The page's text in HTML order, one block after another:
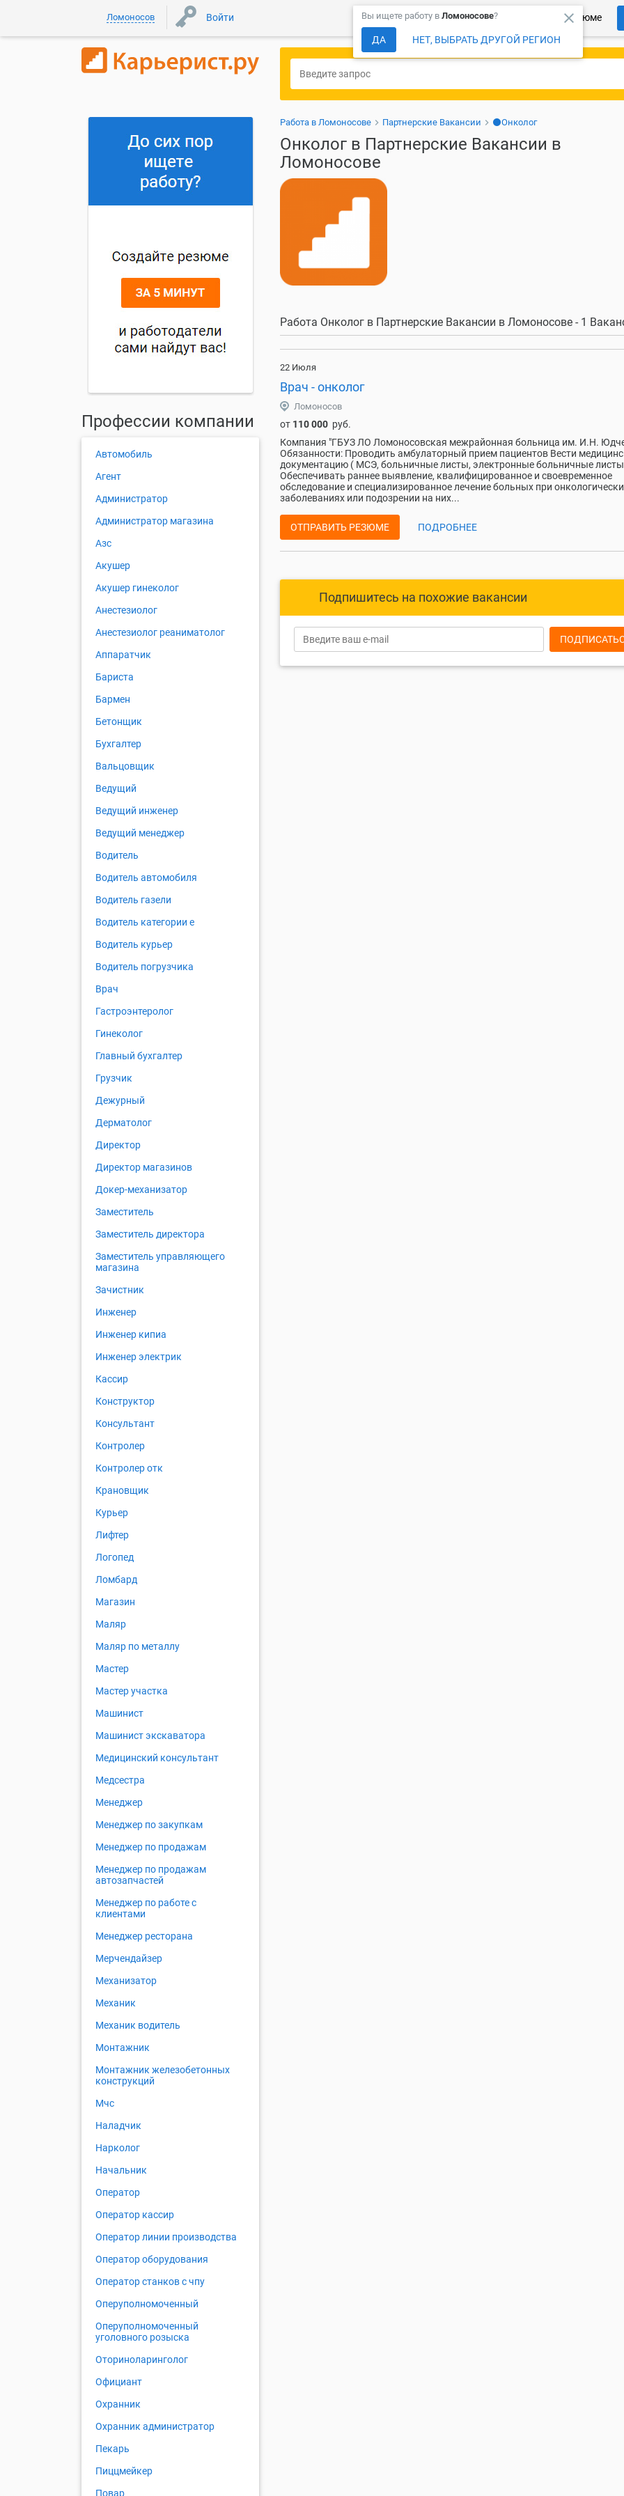
Ломоносов Войти Более 150 000 компаний ждут Ваше резюме
close
Вы ищете работу в Ломоносове?
ДА НЕТ, ВЫБРАТЬ ДРУГОЙ РЕГИОН
Работа в Ломоносове Партнерские Вакансии ⚫Онколог
Онколог в Партнерские Вакансии в
Ломоносове
Работа Онколог в Партнерские Вакансии в Ломоносове - 1
22 Июля
Врач - онколог
Ломоносов
от 110 000 руб.
Компания "ГБУЗ ЛО Ломоносовская межрайонная больница им. И.Н.
Обязанности: Проводить амбулаторный прием пациентов Вести
документацию ( МСЭ, больничные листы, электронные больничные
Обеспечивать раннее выявление, квалифицированное и своевременное
обследование и специализированное лечение больных при
заболеваниях или подозрении на них...
ОТПРАВИТЬ РЕЗЮМЕ ПОДРОБНЕЕ
Подпишитесь на похожие вакансии
Профессии компании
Автомобиль
Агент
Администратор
Администратор магазина
Азс
Акушер
Акушер гинеколог
Анестезиолог
Анестезиолог реаниматолог
Аппаратчик
Бариста
Бармен
Бетонщик
Бухгалтер
Вальцовщик
Ведущий
Ведущий инженер
Ведущий менеджер
Водитель
Водитель автомобиля
Водитель газели
Водитель категории е
Водитель курьер
Водитель погрузчика
Врач
Гастроэнтеролог
Гинеколог
Главный бухгалтер
Грузчик
Дежурный
Дерматолог
Директор
Директор магазинов
Докер-механизатор
Заместитель
Заместитель директора
Заместитель управляющего
магазина
Зачистник
Инженер
Инженер кипиа
Инженер электрик
Кассир
Конструктор
Консультант
Контролер
Контролер отк
Крановщик
Курьер
Лифтер
Логопед
Ломбард
Магазин
Маляр
Маляр по металлу
Мастер
Мастер участка
Машинист
Машинист экскаватора
Медицинский консультант
Медсестра
Менеджер
Менеджер по закупкам
Менеджер по продажам
Менеджер по продажам
автозапчастей
Менеджер по работе с
клиентами
Менеджер ресторана
Мерчендайзер
Механизатор
Механик
Механик водитель
Монтажник
Монтажник железобетонных
конструкций
Мчс
Наладчик
Нарколог
Начальник
Оператор
Оператор кассир
Оператор линии производства
Оператор оборудования
Оператор станков с чпу
Оперуполномоченный
Оперуполномоченный
уголовного розыска
Оториноларинголог
Официант
Охранник
Охранник администратор
Пекарь
Пиццмейкер
Повар